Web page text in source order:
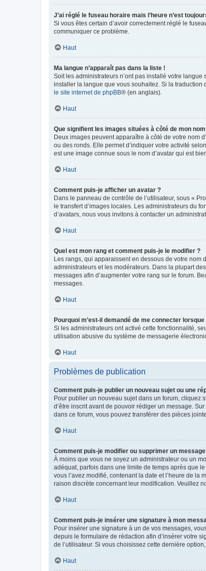
J’ai réglé le fuseau horaire mais l’heure n’est
Si vous êtes certain d’avoir correctement réglé le
communiquer ce problème.
Haut
Ma langue n’apparaît pas dans la liste !
Soit les administrateurs n’ont pas installé votre
installer la langue que vous souhaitez. Si la traduction
le site internet de phpBB® (en anglais).
Haut
Que signifient les images situées à côté de mon
Deux images peuvent apparaître à côté de votre nom
ou des ronds. Elle permet d’indiquer votre activité
est une image connue sous le nom d’avatar qui est
Haut
Comment puis-je afficher un avatar ?
Dans le panneau de contrôle de l’utilisateur, sous «
le transfert d’images locales. Les administrateurs du
d’avatars, nous vous invitons à contacter un
Haut
Quel est mon rang et comment puis-je le modifier ?
Les rangs, qui apparaissent en dessous de votre nom
administrateurs et les modérateurs. Dans la plupart
messages afin d’augmenter votre rang sur le forum.
messages.
Haut
Pourquoi m’est-il demandé de me connecter
Si les administrateurs ont activé cette fonctionnalité,
utilisation abusive du système de messagerie
Haut
Problèmes de publication
Comment puis-je publier un nouveau sujet ou une
Pour publier un nouveau sujet dans un forum, cliquez
d’être inscrit avant de pouvoir rédiger un message.
dans ce forum, vous pouvez transférer des pièces
Haut
Comment puis-je modifier ou supprimer un
À moins que vous ne soyez un administrateur ou un
adéquat, parfois dans une limite de temps après que
vous l’avez modifié, contenant la date et l’heure de la
raison discrète concernant leur modification. Veuillez
Haut
Comment puis-je insérer une signature à mon
Pour insérer une signature à un de vos messages,
depuis le formulaire de rédaction afin d’insérer votre
de l’utilisateur. Si vous choisissez cette dernière
Haut